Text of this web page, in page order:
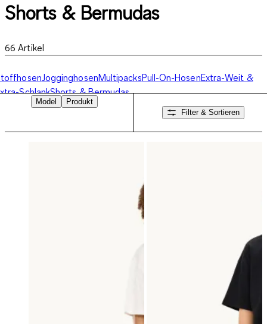
Shorts & Bermudas
66 Artikel
JogginghosenMultipacksPull-On-HosenExtra-Weit &
SchlankShorts & Bermudas
Model
Produkt
Filter & Sortieren